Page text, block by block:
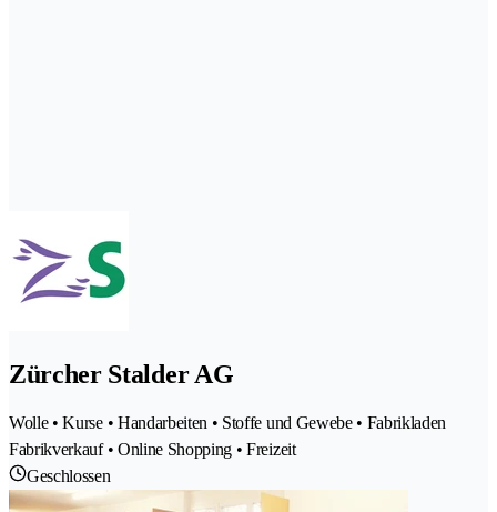
Zürcher Stalder AG
Wolle • Kurse • Handarbeiten • Stoffe und Gewebe • Fabrikladen
Fabrikverkauf • Online Shopping • Freizeit
Geschlossen